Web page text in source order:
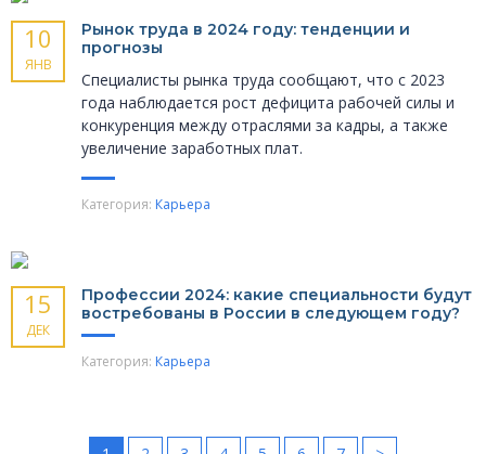
10
ЯНВ
Рынок труда в 2024 году: тенденции и
прогнозы
Специалисты рынка труда сообщают, что с 2023
года наблюдается рост дефицита рабочей силы и
конкуренция между отраслями за кадры, а также
увеличение заработных плат.
Категория: Карьера
15
ДЕК
Профессии 2024: какие специальности будут
востребованы в России в следующем году?
Категория: Карьера